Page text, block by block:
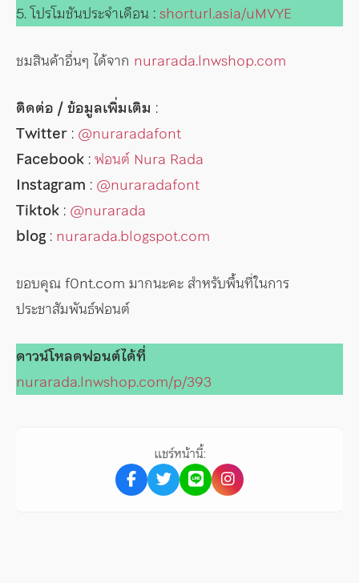
5. โปรโมชันประจำเดือน :shorturl.asia/uMVYE
ชมสินค้าอื่นๆ ได้จาก nurarada.lnwshop.com
ติดต่อ / ข้อมูลเพิ่มเติม :
Twitter : @nuraradafont
Facebook :ฟอนต์ Nura Rada
Instagram : @nuraradafont
Tiktok : @nurarada
blog : nurarada.blogspot.com
ขอบคุณ f0nt.com มากนะคะ สำหรับพื้นที่ในการ
ประชาสัมพันธ์ฟอนต์
ดาวน์โหลดฟอนต์ได้ที่
nurarada.lnwshop.com/p/393
แชร์หน้านี้: